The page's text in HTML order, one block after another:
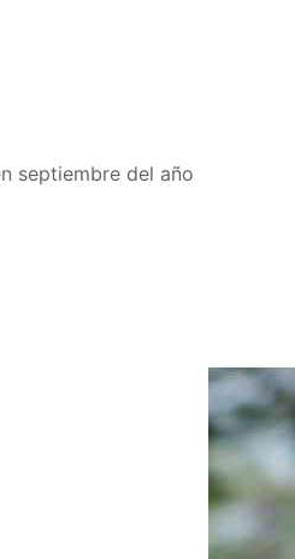
septiembre del año